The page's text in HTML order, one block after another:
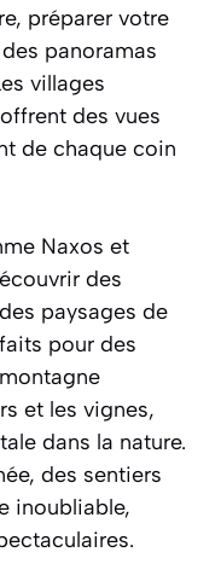
préparer votre
panoramas
villages
des vues
de chaque coin
Naxos et
des
paysages de
pour des
et les vignes,
dans la nature.
des sentiers
inoubliable,